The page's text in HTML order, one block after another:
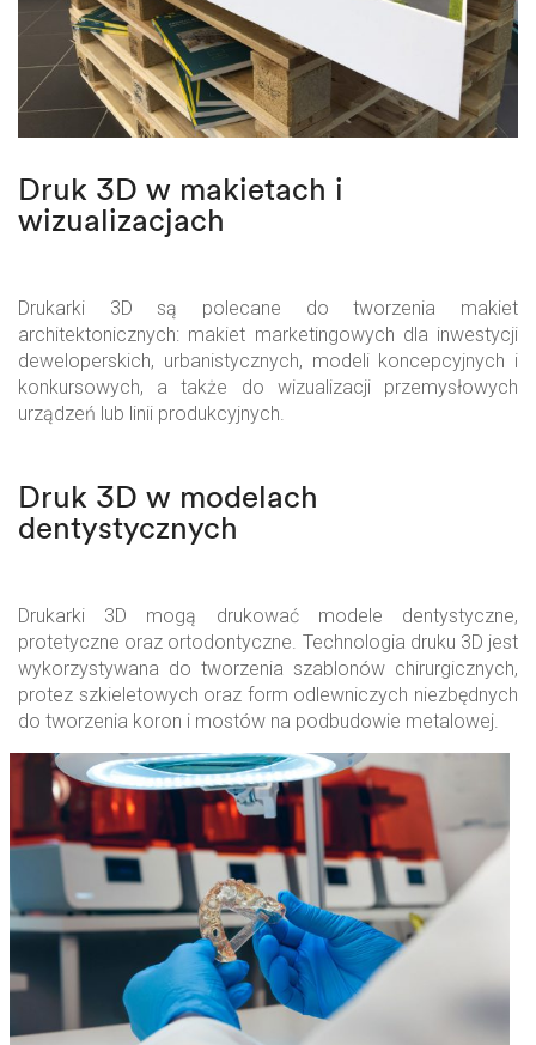
Druk 3D w makietach i
wizualizacjach
Drukarki 3D są polecane do tworzenia makiet
architektonicznych: makiet marketingowych dla inwestycji
deweloperskich, urbanistycznych, modeli koncepcyjnych i
konkursowych, a także do wizualizacji przemysłowych
urządzeń lub linii produkcyjnych.
Druk 3D w modelach
dentystycznych
Drukarki 3D mogą drukować modele dentystyczne,
protetyczne oraz ortodontyczne. Technologia druku 3D jest
wykorzystywana do tworzenia szablonów chirurgicznych,
protez szkieletowych oraz form odlewniczych niezbędnych
do tworzenia koron i mostów na podbudowie metalowej.